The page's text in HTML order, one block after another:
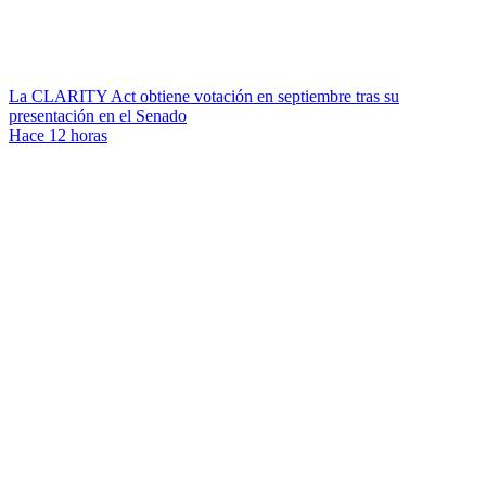
La CLARITY Act obtiene votación en septiembre tras su
presentación en el Senado
Hace 12 horas